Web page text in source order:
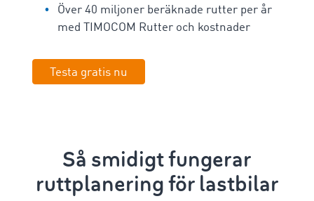
Över 40 miljoner beräknade rutter per år
med TIMOCOM Rutter och kostnader
Testa gratis nu
Så smidigt fungerar
ruttplanering för lastbilar